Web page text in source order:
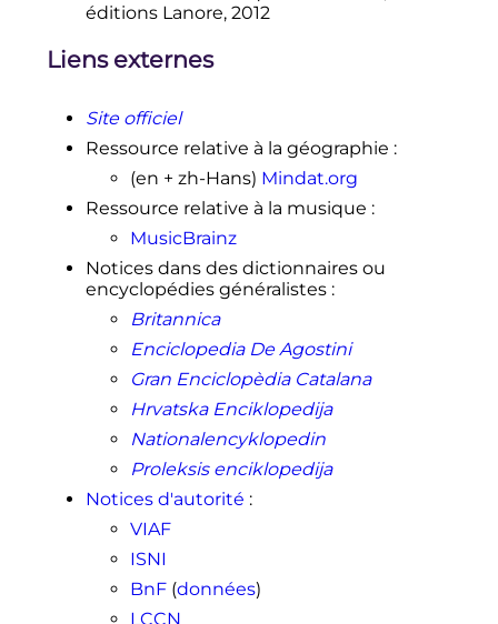
maior produtor do Nordeste
, sur
cidadeverde.com
↑MT segue como líder isolado na
↑ Brasil deve colher maior produção
de soja da história, diz Conab
↑
Produção de Milho no Nordeste
↑Produção brasileira de mandioca
em 2018
↑Produção brasileira de laranja em
2018
1
Cultivo de manga é destaque no
produtor de frutas do país
↑
Dez tipos de frutas da Bahia estão
entre as mais produzidas no país
↑
Cana de açúcar e melão lideram
produção no RN
↑ Sistema de Produção de Melão
Produção brasileira de mamão em
2018
↑
Produção brasileira de banana em
2018
↑
Incentivos mantêm guaraná na
éditions Lanore, 2012
Liens externes
Site officiel
Ressource relative à la géographie :
(en + zh-Hans) Mindat.org
Ressource relative à la musique :
MusicBrainz
Notices dans des dictionnaires ou
encyclopédies généralistes:
Britannica
Enciclopedia De Agostini
Gran Enciclopèdia Catalana
Hrvatska Enciklopedija
Nationalencyklopedin
Proleksis enciklopedija
Notices d'autorité :
VIAF
ISNI
BnF(données)
LCCN